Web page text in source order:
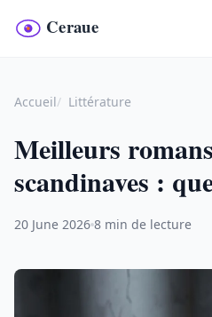
Accueil Littérature
Meilleurs
scandinaves :
20 June 2026 8 min de lecture